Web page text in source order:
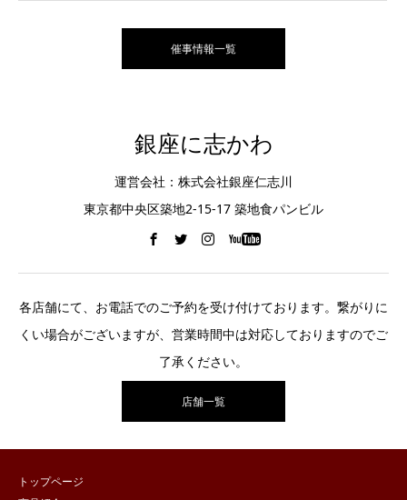
催事情報一覧
銀座に志かわ
運営会社：株式会社銀座仁志川
東京都中央区築地2-15-17 築地食パンビル
各店舗にて、お電話でのご予約を受け付けております。繋がりに
くい場合がございますが、営業時間中は対応しておりますのでご
了承ください。
店舗一覧
トップページ